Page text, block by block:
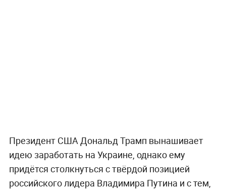
Президент США Дональд Трамп вынашивает
идею заработать на Украине, однако ему
придётся столкнуться с твёрдой позицией
российского лидера Владимира Путина и с тем,